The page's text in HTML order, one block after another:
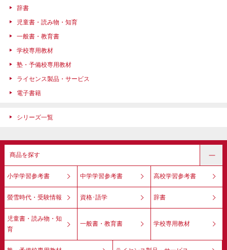
辞書
児童書・読み物・知育
一般書・教育書
学校専用教材
塾・予備校専用教材
ライセンス製品・サービス
電子書籍
シリーズ一覧
商品を探す
小学学習参考書 中学学習参考書 高校学習参考書
螢雪時代・受験情報 資格･語学 辞書
児童書・読み物・知
育
一般書・教育書 学校専用教材